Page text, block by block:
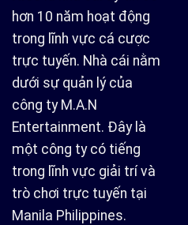
hơn 10 năm hoạt động
trong lĩnh vực cá cược
trực tuyến. Nhà cái nằm
dưới sự quản lý của
công ty M.A.N
Entertainment. Đây là
một công ty có tiếng
trong lĩnh vực giải trí và
trò chơi trực tuyến tại
Manila Philippines.